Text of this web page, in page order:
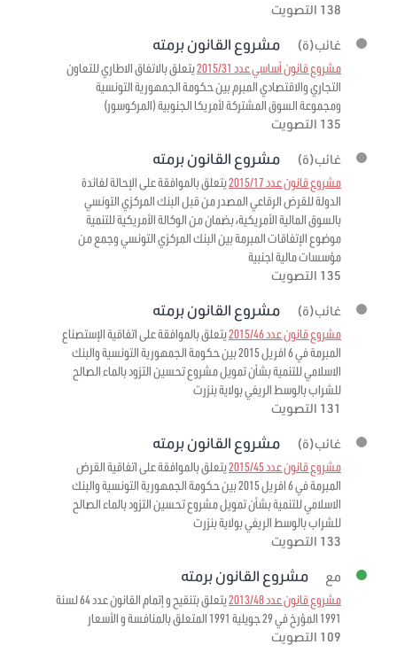
138 التصويت
غائب(ة) مشروع القانون برمته
مشروع قانون أساسي عدد 2015/31
يتعلق بالاتفاق الاطاري للتعاون
التجاري والاقتصادي المبرم بين حكومة الجمهورية التونسية
ومجموعة السوق المشتركة لأمريكا الجنوبية (المركوسور)
135 التصويت
غائب(ة) مشروع القانون برمته
مشروع قانون عدد 2015/17
يتعلق بالموافقة على الإحالة لفائدة
الدولة للقرض الرقاعي المصدر من قبل البنك المركزي التونسي
بالسوق المالية الأمريكية، بضمان من الوكالة الأمريكية للتنمية
موضوع الإتفاقات المبرمة بين البنك المركزي التونسي وجمع من
مؤسسات مالية اجنبية
135 التصويت
غائب(ة) مشروع القانون برمته
مشروع قانون عدد 2015/46
يتعلق بالموافقة على اتفاقية الإستصناع
المبرمة في 6 افريل 2015 بين حكومة الجمهورية التونسية والبنك
الاسلامي للتنمية بشأن تمويل مشروع تحسين التزود بالماء الصالح
للشراب بالوسط الريفي بولاية بنزرت
131 التصويت
غائب(ة) مشروع القانون برمته
مشروع قانون عدد 2015/45
يتعلق بالموافقة على اتفاقية القرض
المبرمة في 6 افريل 2015 بين حكومة الجمهورية التونسية والبنك
الاسلامي للتنمية بشأن تمويل مشروع تحسين التزود بالماء الصالح
للشراب بالوسط الريفي بولاية بنزرت
133 التصويت
مع مشروع القانون برمته
مشروع قانون عدد 2013/48
يتعلق بتنقيح و إتمام القانون عدد 64 لسنة
1991 المؤرخ في 29 جويلية 1991 المتعلق بالمنافسة و الأسعار
109 التصويت